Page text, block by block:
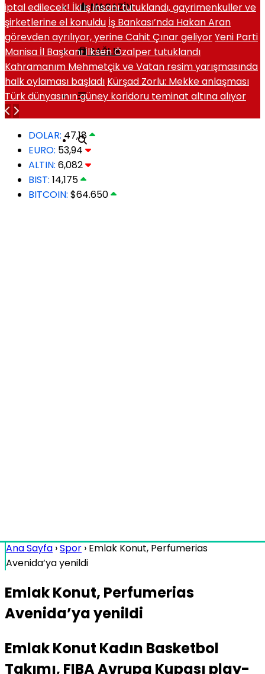
MAGAZIN
SAĞLIK
iptal edilecek! İki iş insanı tutuklandı, gayrimenkuller ve
şirketlerine el konuldu İş Bankası’nda Hakan Aran
görevden ayrılıyor, yerine Cahit Çınar geliyorYeni Parti
Manisa İl Başkanı İlksen Özalper tutuklandı
Kahramanım Mehmetçik ve Vatan resim yarışmasında
halk oylaması başladı Kürşad Zorlu: Mekke anlaşması
Türk dünyasının güney koridoru teminat altına alıyor
DOLAR: 47,18
EURO: 53,94
ALTIN: 6,082
BIST: 14,175
BITCOIN: $64.650
Ana Sayfa ›Spor › Emlak Konut, Perfumerias
Avenida’ya yenildi
Emlak Konut, Perfumerias
Avenida’ya yenildi
Emlak Konut Kadın Basketbol
Takımı, FIBA Avrupa Kupası play-